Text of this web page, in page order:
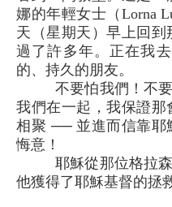
娜的年輕女士（Lorna
天（星期天）早上回
過了許多年。正在我
的、持久的朋友。
不要怕我們！不
我們在一起，我保證
相聚 ── 並進而信靠耶
悔意！
耶穌從那位格拉
他獲得了耶穌基督的拯